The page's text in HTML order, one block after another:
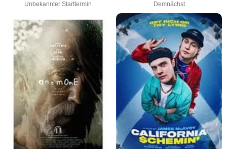
Unbekannter Starttermin Demnächst